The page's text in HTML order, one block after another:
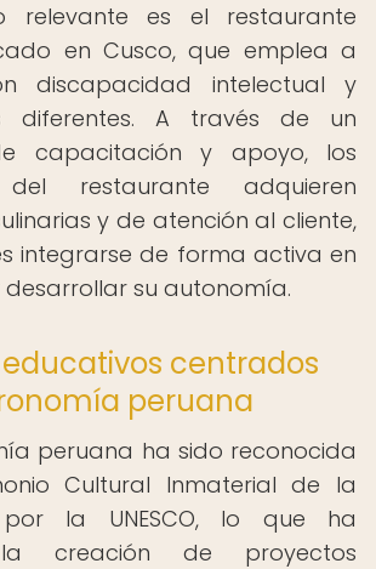
relevante es el restaurante
en Cusco, que emplea a
discapacidad intelectual y
diferentes. A través de un
capacitación y apoyo, los
del restaurante adquieren
y de atención al cliente,
integrarse de forma activa en
su autonomía.
centrados
peruana
peruana ha sido reconocida
Cultural Inmaterial de la
por la UNESCO, lo que ha
creación de proyectos